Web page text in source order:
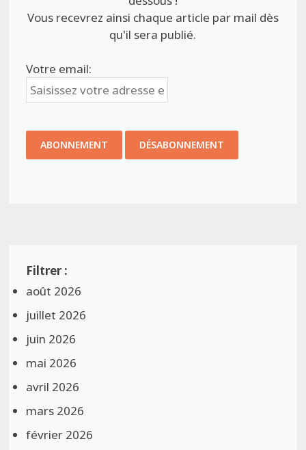
Vous recevrez ainsi chaque article par mail dès
qu'il sera publié.
Votre email:
août 2026
juillet 2026
juin 2026
mai 2026
avril 2026
mars 2026
février 2026